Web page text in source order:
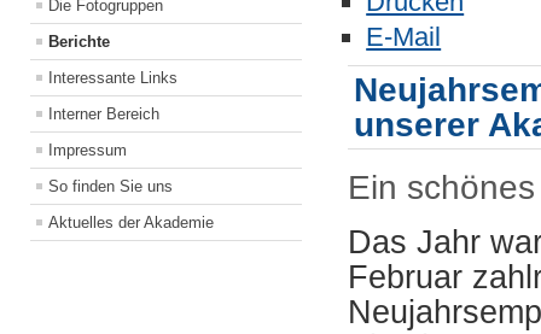
Die Fotogruppen
Berichte
Interessante Links
Interner Bereich
Impressum
So finden Sie uns
Aktuelles der Akademie
E-Mail
unserer
Ein
Das Jahr
Februar